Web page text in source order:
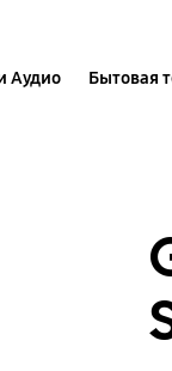
Аудио Бытовая